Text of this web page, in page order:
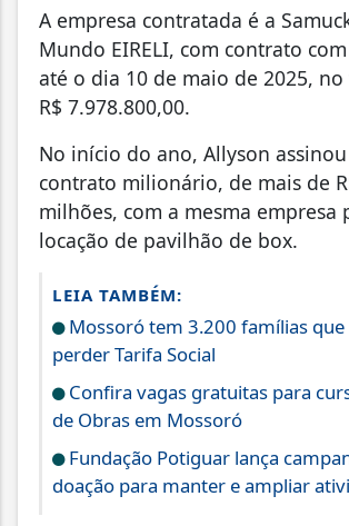
A empresa contratada é a
Mundo EIRELI, com contrato
até o dia 10 de maio de 2025, no
R$ 7.978.800,00.
No início do ano, Allyson
contrato milionário, de mais de
milhões, com a mesma empresa
locação de pavilhão de box.
LEIA TAMBÉM:
Mossoró tem 3.200 famílias
perder Tarifa Social
Confira vagas gratuitas para
de Obras em Mossoró
Fundação Potiguar lança
doação para manter e ampliar